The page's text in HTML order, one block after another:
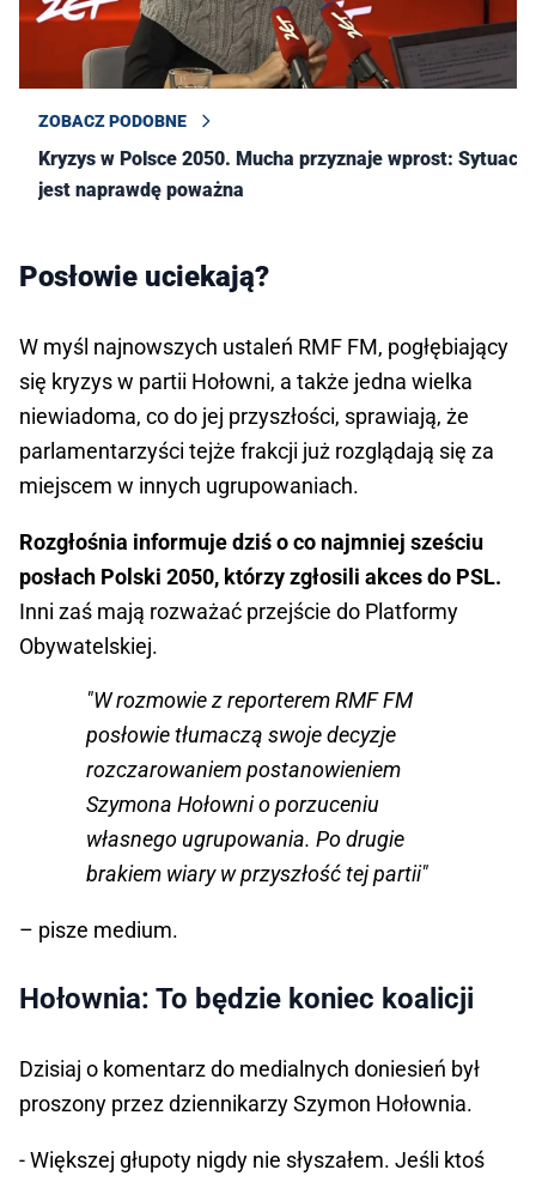
ZOBACZ PODOBNE
Kryzys w Polsce 2050. Mucha przyznaje wprost: Sytuacja
jest naprawdę poważna
Posłowie uciekają?
W myśl najnowszych ustaleń RMF FM, pogłębiający
się kryzys w partii Hołowni, a także jedna wielka
niewiadoma, co do jej przyszłości, sprawiają, że
parlamentarzyści tejże frakcji już rozglądają się za
miejscem w innych ugrupowaniach.
Rozgłośnia informuje dziś o co najmniej sześciu
posłach Polski 2050, którzy zgłosili akces do PSL.
Inni zaś mają rozważać przejście do Platformy
Obywatelskiej.
"W rozmowie z reporterem RMF FM
posłowie tłumaczą swoje decyzje
rozczarowaniem postanowieniem
Szymona Hołowni o porzuceniu
własnego ugrupowania. Po drugie
brakiem wiary w przyszłość tej partii"
– pisze medium.
Hołownia: To będzie koniec koalicji
Dzisiaj o komentarz do medialnych doniesień był
proszony przez dziennikarzy Szymon Hołownia.
- Większej głupoty nigdy nie słyszałem. Jeśli ktoś